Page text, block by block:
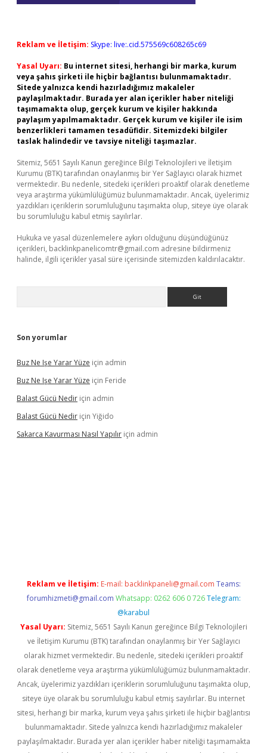
Reklam ve İletişim: Skype: live:.cid.575569c608265c69
Yasal Uyarı: Bu internet sitesi, herhangi bir marka, kurum
veya şahıs şirketi ile hiçbir bağlantısı bulunmamaktadır.
Sitede yalnızca kendi hazırladığımız makaleler
paylaşılmaktadır. Burada yer alan içerikler haber niteliği
taşımamakta olup, gerçek kurum ve kişiler hakkında
paylaşım yapılmamaktadır. Gerçek kurum ve kişiler ile isim
benzerlikleri tamamen tesadüfidir. Sitemizdeki bilgiler
taslak halindedir ve tavsiye niteliği taşımazlar.
Sitemiz, 5651 Sayılı Kanun gereğince Bilgi Teknolojileri ve İletişim
Kurumu (BTK) tarafından onaylanmış bir Yer Sağlayıcı olarak hizmet
vermektedir. Bu nedenle, sitedeki içerikleri proaktif olarak denetleme
veya araştırma yükümlülüğümüz bulunmamaktadır. Ancak, üyelerimiz
yazdıkları içeriklerin sorumluluğunu taşımakta olup, siteye üye olarak
bu sorumluluğu kabul etmiş sayılırlar.
Hukuka ve yasal düzenlemelere aykırı olduğunu düşündüğünüz
içerikleri, backlinkpanelicomtr@gmail.com adresine bildirmeniz
halinde, ilgili içerikler yasal süre içerisinde sitemizden kaldırılacaktır.
Son yorumlar
Buz Ne Işe Yarar Yüze için admin
Buz Ne Işe Yarar Yüze için Feride
Balast Gücü Nedir için admin
Balast Gücü Nedir için Yiğido
Sakarca Kavurması Nasıl Yapılır için admin
Reklam ve İletişim: E-mail: backlinkpaneli@gmail.com Teams:
forumhizmeti@gmail.com Whatsapp: 0262 606 0 726 Telegram:
@karabul
Yasal Uyarı: Sitemiz, 5651 Sayılı Kanun gereğince Bilgi Teknolojileri
ve İletişim Kurumu (BTK) tarafından onaylanmış bir Yer Sağlayıcı
olarak hizmet vermektedir. Bu nedenle, sitedeki içerikleri proaktif
olarak denetleme veya araştırma yükümlülüğümüz bulunmamaktadır.
Ancak, üyelerimiz yazdıkları içeriklerin sorumluluğunu taşımakta olup,
siteye üye olarak bu sorumluluğu kabul etmiş sayılırlar. Bu internet
sitesi, herhangi bir marka, kurum veya şahıs şirketi ile hiçbir bağlantısı
bulunmamaktadır. Sitede yalnızca kendi hazırladığımız makaleler
paylaşılmaktadır. Burada yer alan içerikler haber niteliği taşımamakta